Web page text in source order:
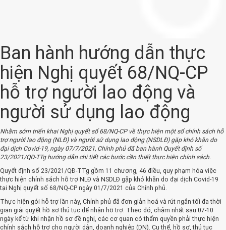
Ban hành hướng dẫn thực
hiện Nghị quyết 68/NQ-CP
hỗ trợ người lao động và
người sử dụng lao động
Nhằm sớm triển khai Nghị quyết số 68/NQ-CP về thực hiện một số chính sách hỗ
trợ người lao động (NLĐ) và người sử dụng lao động (NSDLĐ) gặp khó khăn do
đại dịch Covid-19, ngày 07/7/2021, Chính phủ đã ban hành Quyết định số
23/2021/QĐ-TTg hướng dẫn chi tiết các bước cần thiết thực hiện chính sách.
Quyết định số 23/2021/QĐ-TTg gồm 11 chương, 46 điều, quy phạm hóa việc
thực hiện chính sách hỗ trợ NLĐ và NSDLĐ gặp khó khăn do đại dịch Covid-19
tại Nghị quyết số 68/NQ-CP ngày 01/7/2021 của Chính phủ.
Thực hiện gói hỗ trợ lần này, Chính phủ đã đơn giản hoá và rút ngắn tối đa thời
gian giải quyết hồ sơ thủ tục để nhận hỗ trợ. Theo đó, chậm nhất sau 07-10
ngày kể từ khi nhận hồ sơ đề nghị, các cơ quan có thẩm quyền phải thực hiện
chính sách hỗ trợ cho người dân, doanh nghiệp (DN). Cụ thể, hồ sơ, thủ tục